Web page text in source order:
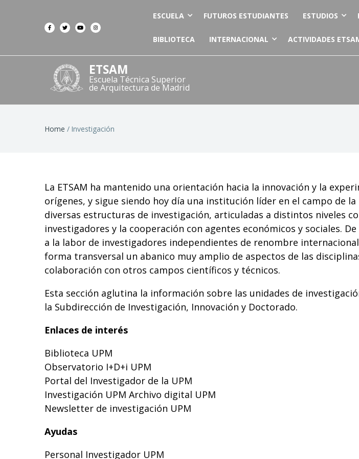
ESCUELA FUTUROS ESTUDIANTES ESTUDIOS
BIBLIOTECA INTERNACIONAL ACTIVIDADES
ETSAM
Escuela Técnica Superior
de Arquitectura de Madrid
Breadcrumb
Home Investigación
La ETSAM ha mantenido una orientación hacia la innovación y la
orígenes, y sigue siendo hoy día una institución líder en el campo de
diversas estructuras de investigación, articuladas a distintos niveles
investigadores y la cooperación con agentes económicos y sociales. De
a la labor de investigadores independientes de renombre
forma transversal un abanico muy amplio de aspectos de las
colaboración con otros campos científicos y técnicos.
Esta sección aglutina la información sobre las unidades de
la Subdirección de Investigación, Innovación y Doctorado.
Enlaces de interés
Biblioteca UPM
Observatorio I+D+i UPM
Portal del Investigador de la UPM
Investigación UPM Archivo digital UPM
Newsletter de investigación UPM
Ayudas
Personal Investigador UPM